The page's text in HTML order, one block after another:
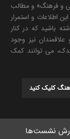
و فرهنگ» و مطالب
اطلاعات و استمرار
باشید که در کنار
نیز وجود
می توانند کمک
کلیک کنید
نشست‌ها